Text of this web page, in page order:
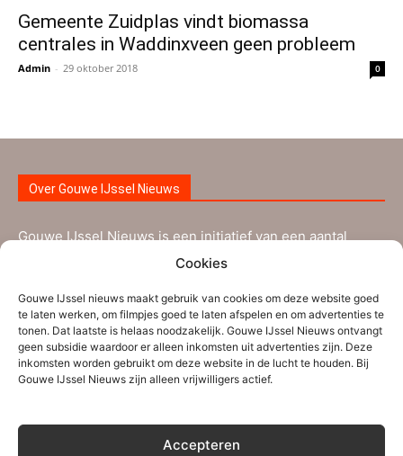
Cookies
Gouwe IJssel nieuws maakt gebruik van cookies om deze website goed
te laten werken, om filmpjes goed te laten afspelen en om advertenties te
tonen. Dat laatste is helaas noodzakelijk. Gouwe IJssel Nieuws ontvangt
geen subsidie waardoor er alleen inkomsten uit advertenties zijn. Deze
inkomsten worden gebruikt om deze website in de lucht te houden. Bij
Gouwe IJssel Nieuws zijn alleen vrijwilligers actief.
Accepteren
Gemeente Zuidplas vindt biomassa
centrales in Waddinxveen geen probleem
Admin - 29 oktober 2018 0
Over Gouwe IJssel Nieuws
Gouwe IJssel Nieuws is een initiatief van een aantal
ervaren nieuwsmakers uit de regio Zuidplas-
worden bijgestaan door verschillende tipgevers. Gouwe
IJssel Nieuws brengt informatie die voor de inwoners uit
Zuidplas, Waddinxveen en de nabije regio interessant is.
mededelingen kunnen verstuurd worden naar ons
info@gouweijsselnieuws.nl